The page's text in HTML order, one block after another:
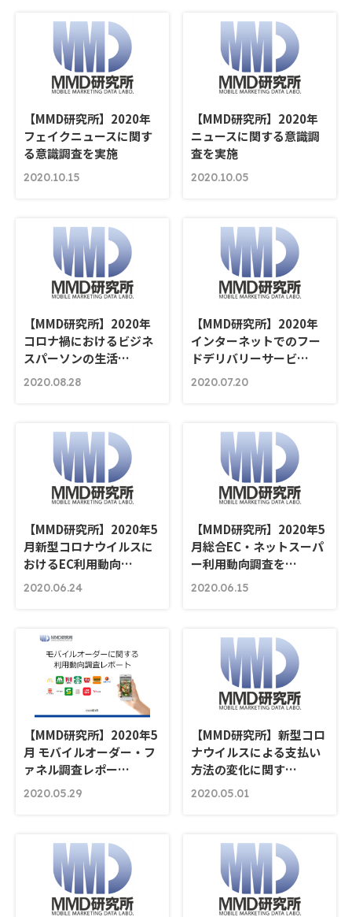
【MMD研究所】2020年
フェイクニュースに関す
る意識調査を実施
2020.10.15
【MMD研究所】2020年
ニュースに関する意識調
査を実施
2020.10.05
【MMD研究所】2020年
コロナ禍におけるビジネ
スパーソンの生活…
2020.08.28
【MMD研究所】2020年
インターネットでのフー
ドデリバリーサービ…
2020.07.20
【MMD研究所】2020年5
月新型コロナウイルスに
おけるEC利用動向…
2020.06.24
【MMD研究所】2020年5
月総合EC・ネットスーパ
ー利用動向調査を…
2020.06.15
【MMD研究所】2020年5
月 モバイルオーダー・フ
ァネル調査レポー…
2020.05.29
【MMD研究所】新型コロ
ナウイルスによる支払い
方法の変化に関す…
2020.05.01